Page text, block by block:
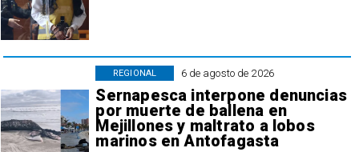
6 de agosto de 2026
Sernapesca interpone denuncias
por muerte de ballena en
Mejillones y maltrato a lobos
marinos en Antofagasta
REGIONAL